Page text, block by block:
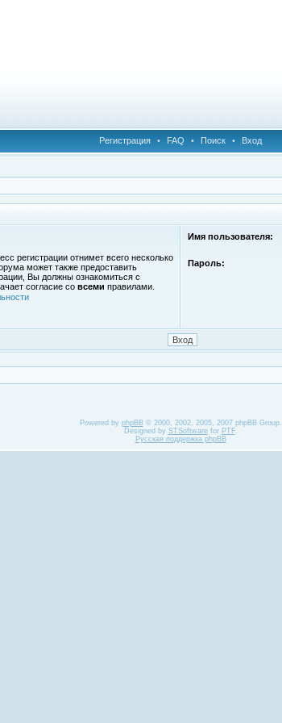
Регистрация • FAQ • Поиск • Вход
регистрации отнимет всего несколько
может также предоставить
Вы должны ознакомиться с
согласие со всеми правилами.
Имя пользователя:
Пароль:
Powered by phpBB© 2000, 2002, 2005, 2007 phpBB Group.
Designed by STSoftwarefor PTF.
Русская поддержка phpBB